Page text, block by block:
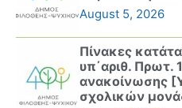
August 5, 2026
Πίνακες
υπ΄αριθ. Πρωτ.
ανακοίνωσης
σχολικών